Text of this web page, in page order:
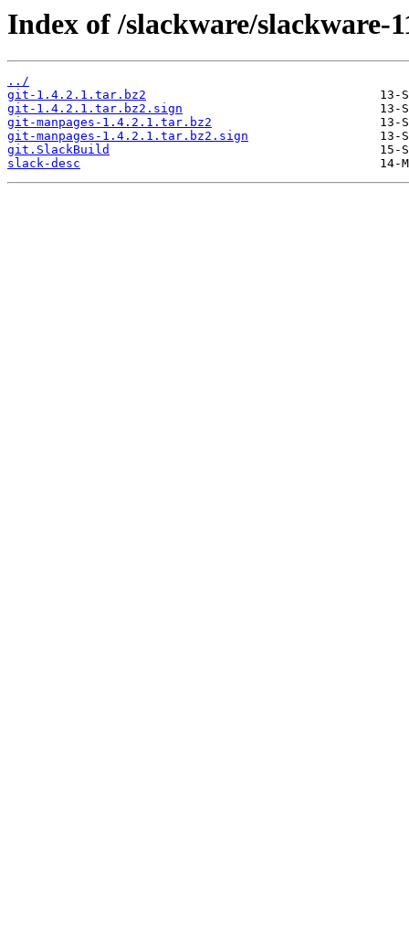
Index of /slackware/slackware-
../
git-1.4.2.1.tar.bz2
git-1.4.2.1.tar.bz2.sign
git-manpages-1.4.2.1.tar.bz2
git-manpages-1.4.2.1.tar.bz2.sign
git.SlackBuild
slack-desc